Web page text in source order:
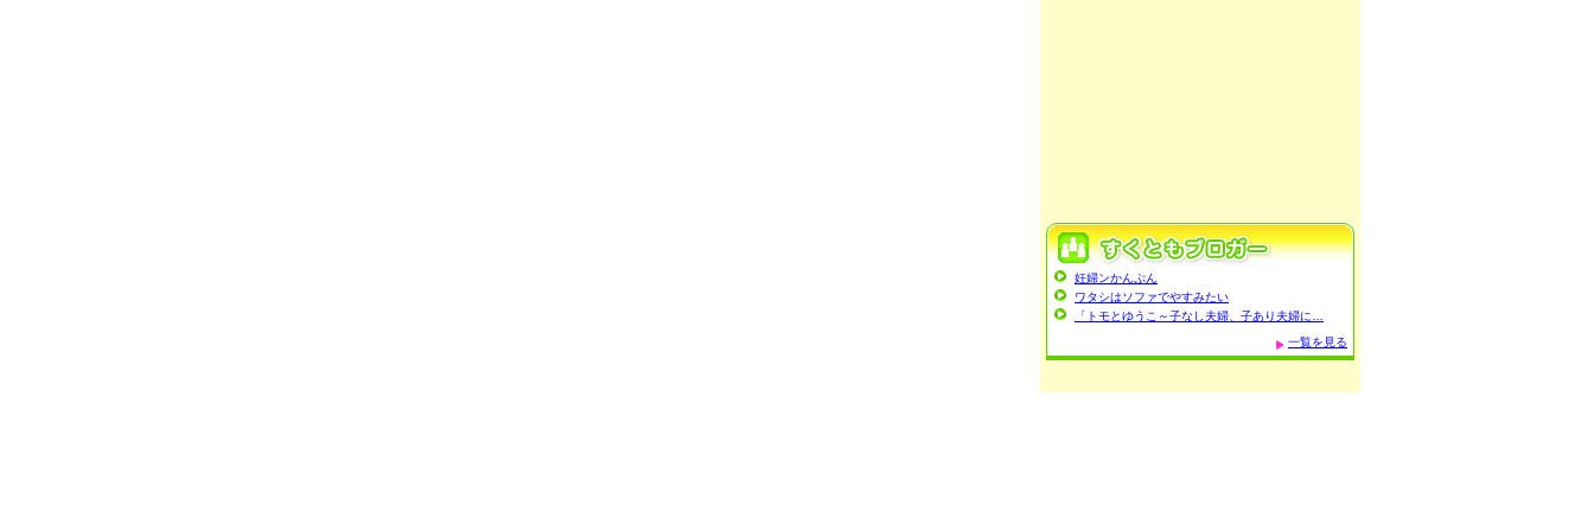
妊婦ンかんぷん
ワタシはソファでやすみたい
「トモとゆうこ～子なし夫婦、子あり夫婦に…
一覧を見る